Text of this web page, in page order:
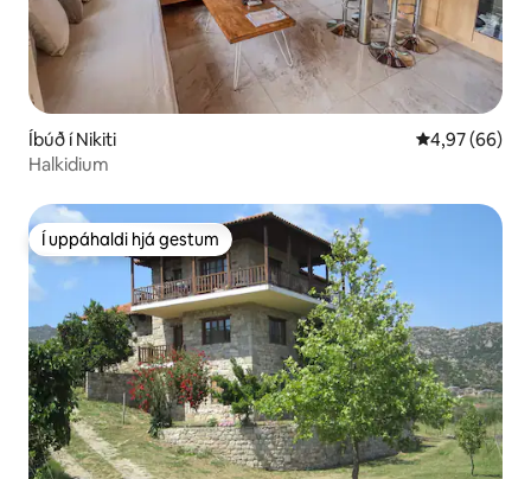
Íbúð í Nikiti 4,97 af 5 í
4,97 (66)
Halkidium
Í uppáhaldi hjá gestum
Í uppáhaldi hjá gestum